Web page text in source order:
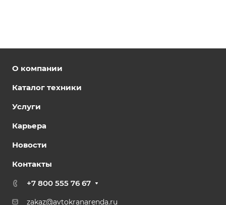
О компании
Каталог техники
Услуги
Карьера
Новости
Контакты
+7 800 555 76 67
zakaz@avtokranarenda.ru